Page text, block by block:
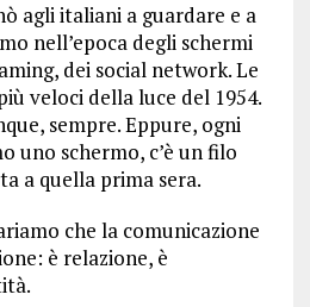
agli italiani a guardare e a
nell’epoca degli schermi
dei social network. Le
veloci della luce del 1954.
sempre. Eppure, ogni
uno schermo, c’è un filo
a quella prima sera.
che la comunicazione
è relazione, è